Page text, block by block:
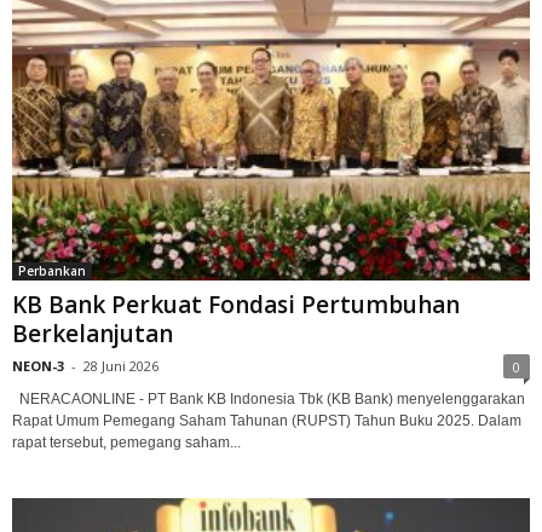
Perbankan
KB Bank Perkuat Fondasi Pertumbuhan
Berkelanjutan
NEON-3 - 28 Juni 2026 0
NERACAONLINE - PT Bank KB Indonesia Tbk (KB Bank) menyelenggarakan
Rapat Umum Pemegang Saham Tahunan (RUPST) Tahun Buku 2025. Dalam
rapat tersebut, pemegang saham...